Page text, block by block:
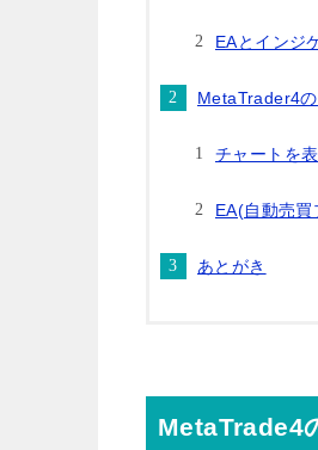
EAとインジ
MetaTrader4
チャートを
EA(自動売
あとがき
MetaTrade4